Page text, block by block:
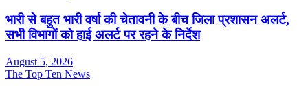
भारी से बहुत भारी वर्षा की चेतावनी के बीच जिला प्रशासन अलर्ट,
सभी विभागों को हाई अलर्ट पर रहने के निर्देश
August 5, 2026
The Top Ten News